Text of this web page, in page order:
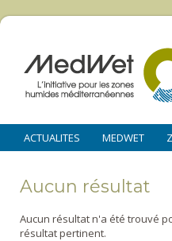
ACTUALITES MEDWET
Aucun résultat
Aucun résultat n'a été trouvé
résultat pertinent.